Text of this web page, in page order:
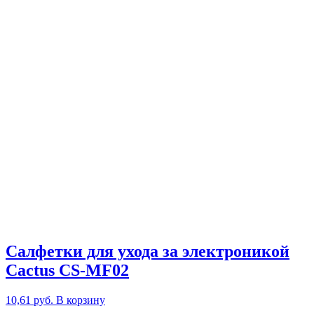
Салфетки для ухода за электроникой
Cactus CS-MF02
10,61 руб. В корзину